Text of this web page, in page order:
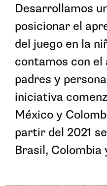
Desarrollamos
posicionar el
del juego en la
contamos con el
padres y
iniciativa
México y
partir del 2021
Brasil, Colombia